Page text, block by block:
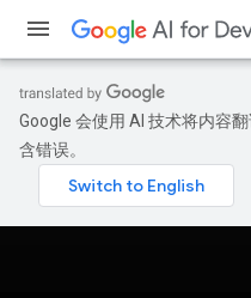
Google 会使用 AI 技术将内容
含错误。